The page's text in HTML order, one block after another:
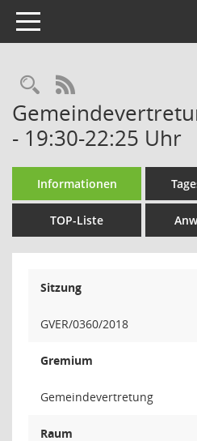
Toggle navigation
Rechercheauswahl
RSS-Feed
- 19:30-22:25 Uhr
Informationen
TOP-Liste
Sitzung
GVER/0360/2018
Gremium
Gemeindevertretung
Raum